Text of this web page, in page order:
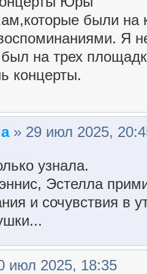
были на
Я
на трех
концерты.
» 29 июл 2025,
узнала.
Эстелла
и сочувствия в
июл 2025, 18:35